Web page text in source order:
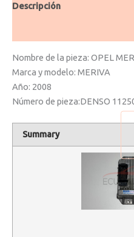
Descripción
Nombre de la pieza: OPEL
Marca y modelo: MERIVA
Año: 2008
Número de pieza:DENSO
Summary